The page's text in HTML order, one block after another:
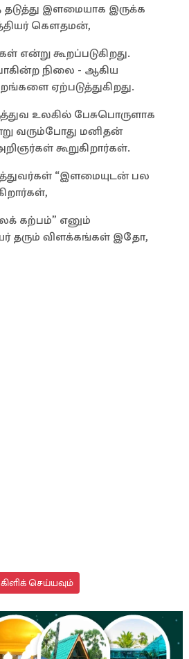
இளமையாக இருக்க
கௌதமன்,
என்று கூறப்படுகிறது.
நிலை - ஆகிய
ஏற்படுத்துகிறது.
உலகில் பேசுபொருளாக
வரும்போது மனிதன்
கூறுகிறார்கள்.
“இளமையுடன் பல
கற்பம்” எனும்
தரும் விளக்கங்கள் இதோ,
செய்யவும்